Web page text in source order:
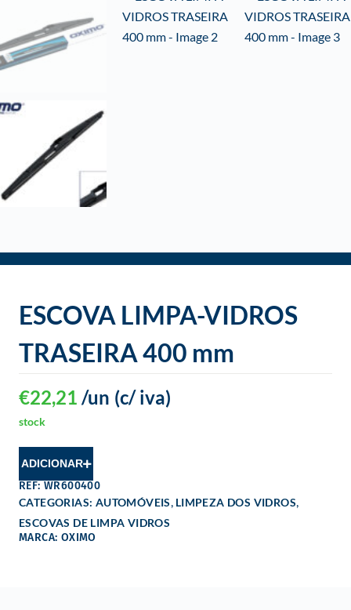
ESCOVA LIMPA-VIDROS
TRASEIRA 400 mm
€22,21 (c/ iva)
/un
stock
ADICIONAR
REF: WR600400
CATEGORIAS: AUTOMÓVEIS, LIMPEZA DOS VIDROS,
ESCOVAS DE LIMPA VIDROS
MARCA: OXIMO